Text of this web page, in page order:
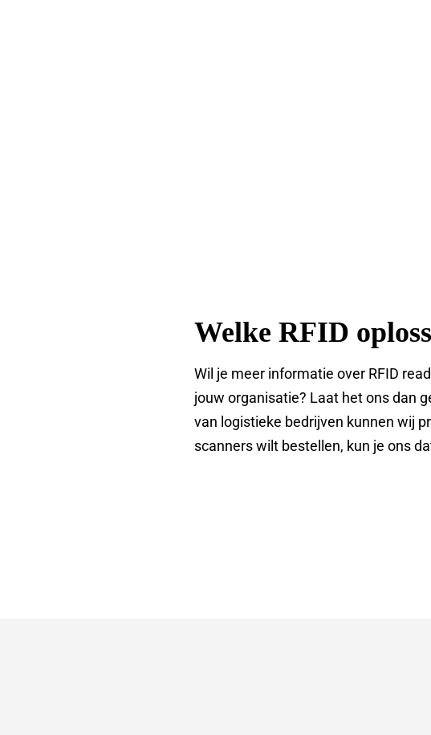
Welke RFID
Wil je meer informatie over RFID
jouw organisatie? Laat het ons dan
van logistieke bedrijven kunnen wij
scanners wilt bestellen, kun je ons